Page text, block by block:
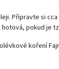
Připravte si
pokud je
koření